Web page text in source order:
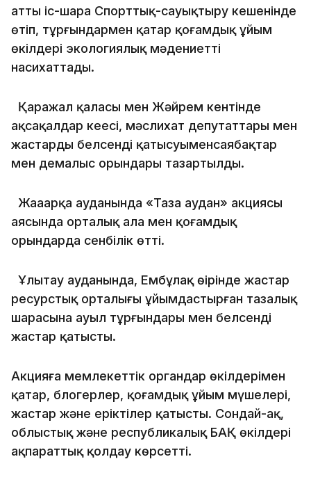
атты іс-шара Спорттық-сауықтыру кешенінде
өтіп, тұрғындармен қатар қоғамдық ұйым
өкілдері экологиялық мәдениетті
насихаттады.
Қаражал қаласы мен Жәйрем кентінде
ақсақалдар кеңесі, мәслихат депутаттары мен
жастардың белсенді қатысуыменсаябақтар
мен демалыс орындары тазартылды.
Жаңаарқа ауданында «Таза аудан» акциясы
аясында орталық алаң мен қоғамдық
орындарда сенбілік өтті.
Ұлытау ауданында, Ембұлақ өңірінде жастар
ресурстық орталығы ұйымдастырған тазалық
шарасына ауыл тұрғындары мен белсенді
жастар қатысты.
Акцияға мемлекеттік органдар өкілдерімен
қатар, блогерлер, қоғамдық ұйым мүшелері,
жастар және еріктілер қатысты. Сондай-ақ,
облыстық және республикалық БАҚ өкілдері
ақпараттық қолдау көрсетті.